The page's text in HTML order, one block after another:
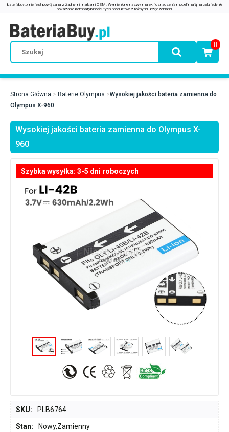
0
Strona Główna Baterie Olympus
Wysokiej jakości bateria zamienna do
Olympus X-960
Wysokiej jakości bateria zamienna do Olympus X-
960
Szybka wysyłka: 3-5 dni roboczych
SKU: PLB6764
Stan: Nowy,Zamienny